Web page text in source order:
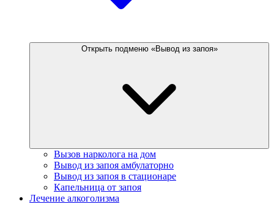
Открыть подменю «Вывод из запоя»
Вызов нарколога на дом
Вывод из запоя амбулаторно
Вывод из запоя в стационаре
Капельница от запоя
Лечение алкоголизма